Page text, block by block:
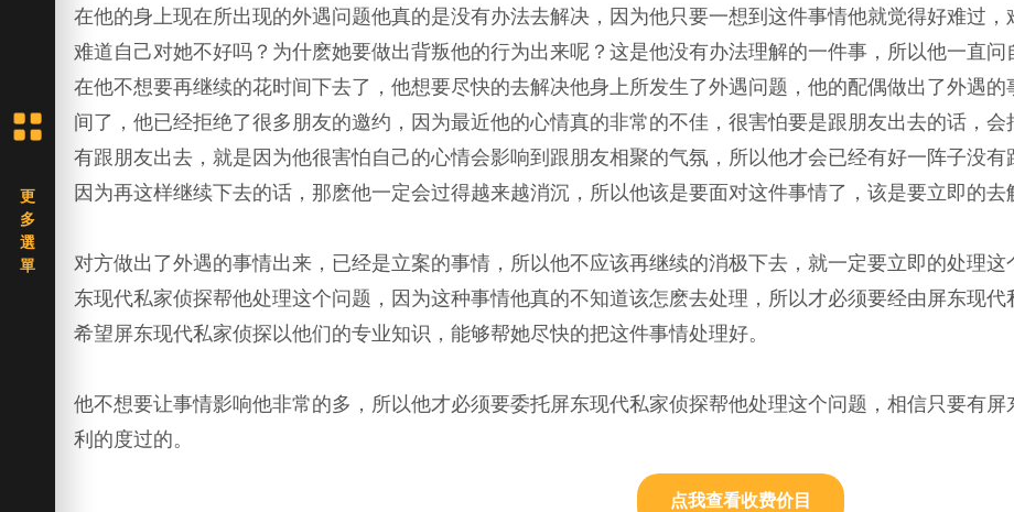
在他的身上现在所出现的外遇问题他真的是没有办法去解决，因为他只要一想到这件事情他就觉得好难过
难道自己对她不好吗？为什麽她要做出背叛他的行为出来呢？这是他没有办法理解的一件事，所以他一直
在他不想要再继续的花时间下去了，他想要尽快的去解决他身上所发生了外遇问题，他的配偶做出了外遇
间了，他已经拒绝了很多朋友的邀约，因为最近他的心情真的非常的不佳，很害怕要是跟朋友出去的话，
有跟朋友出去，就是因为他很害怕自己的心情会影响到跟朋友相聚的气氛，所以他才会已经有好一阵子没有
因为再这样继续下去的话，那麽他一定会过得越来越消沉，所以他该是要面对这件事情了，该是要立即的去
对方做出了外遇的事情出来，已经是立案的事情，所以他不应该再继续的消极下去，就一定要立即的处理
东现代私家侦探帮他处理这个问题，因为这种事情他真的不知道该怎麽去处理，所以才必须要经由屏东现
希望屏东现代私家侦探以他们的专业知识，能够帮她尽快的把这件事情处理好。
他不想要让事情影响他非常的多，所以他才必须要委托屏东现代私家侦探帮他处理这个问题，相信只要有
利的度过的。
点我查看收费价目